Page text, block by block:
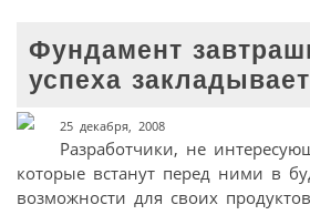
Фундамент
успеха
25 декабря, 2008
Разработчики, не
которые встанут перед ними в
возможности для своих